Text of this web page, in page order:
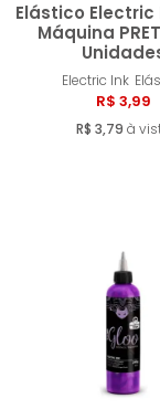
Elástico Electric
Máquina
Electric Ink
R$ 3,99
R$ 3,79 à